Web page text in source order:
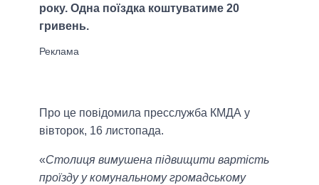
року. Одна поїздка коштуватиме 20
гривень.
Про це повідомила пресслужба КМДА у
вівторок, 16 листопада.
«Столиця вимушена підвищити вартість
проїзду у комунальному громадському